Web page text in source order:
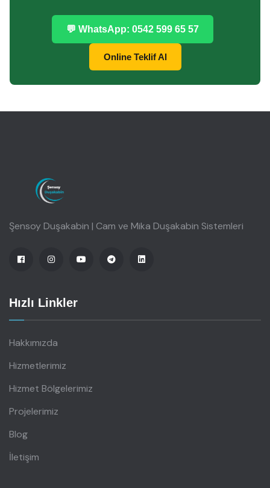
💬 WhatsApp: 0542 599 65 57
Online Teklif Al
Şensoy Duşakabin | Cam ve Mika Duşakabin Sistemleri
Hızlı Linkler
Hakkımızda
Hizmetlerimiz
Hizmet Bölgelerimiz
Projelerimiz
Blog
İletişim